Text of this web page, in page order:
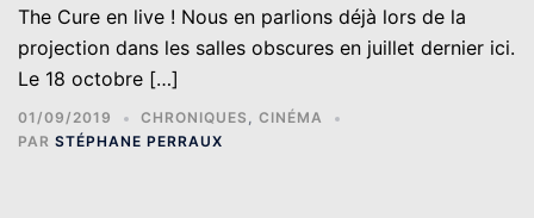
The Cure en live ! Nous en parlions déjà lors de la
projection dans les salles obscures en juillet dernier ici.
Le 18 octobre […]
01/09/2019 CHRONIQUES , CINÉMA
PAR STÉPHANE PERRAUX